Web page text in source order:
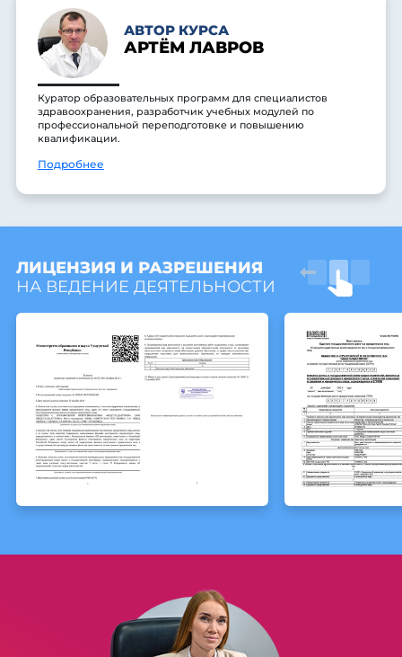
АВТОР КУРСА
АРТЁМ ЛАВРОВ
Куратор образовательных программ для специалистов
здравоохранения, разработчик учебных модулей по
профессиональной переподготовке и повышению
квалификации.
Подробнее
ЛИЦЕНЗИЯ И РАЗРЕШЕНИЯ
НА ВЕДЕНИЕ ДЕЯТЕЛЬНОСТИ